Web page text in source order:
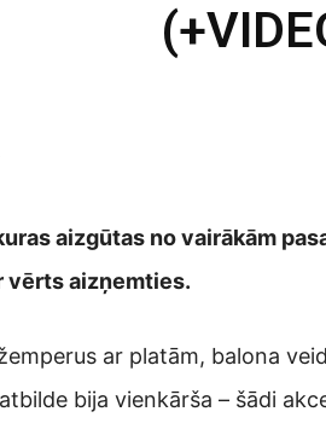
aizgūtas no vairākām
vērts aizņemties.
ar platām, balona
bija vienkārša – šādi